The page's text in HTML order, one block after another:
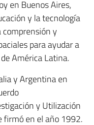
en Buenos Aires,
y la tecnología
comprensión y
para ayudar a
América Latina.
y Argentina en
y Utilización
firmó en el año 1992.